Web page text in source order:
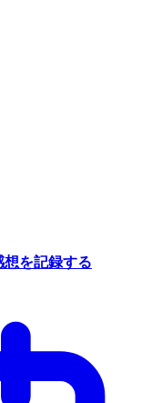
を記録する